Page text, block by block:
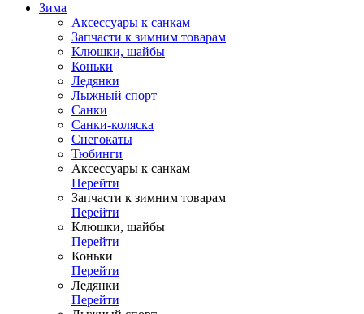
Зима
Аксессуары к санкам
Запчасти к зимним товарам
Клюшки, шайбы
Коньки
Ледянки
Лыжный спорт
Санки
Санки-коляска
Снегокаты
Тюбинги
Аксессуары к санкам
Перейти
Запчасти к зимним товарам
Перейти
Клюшки, шайбы
Перейти
Коньки
Перейти
Ледянки
Перейти